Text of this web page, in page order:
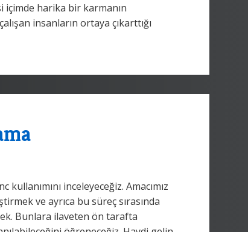
içimde harika bir karmanın
insanların ortaya çıkarttığı
inceleyeceğiz. Amacımız
ve ayrıca bu süreç sırasında
Bunlara ilaveten ön tarafta